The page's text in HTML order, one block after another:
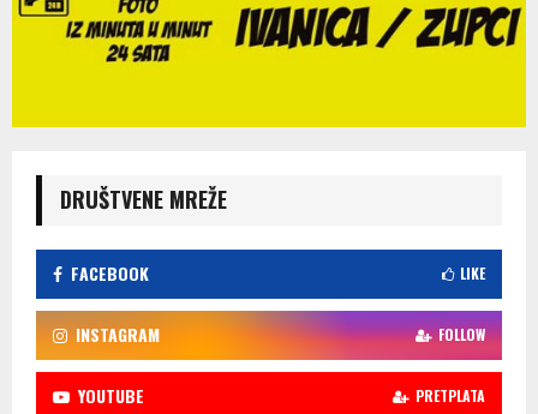
DRUŠTVENE MREŽE
FACEBOOK LIKE
INSTAGRAM FOLLOW
YOUTUBE PRETPLATA